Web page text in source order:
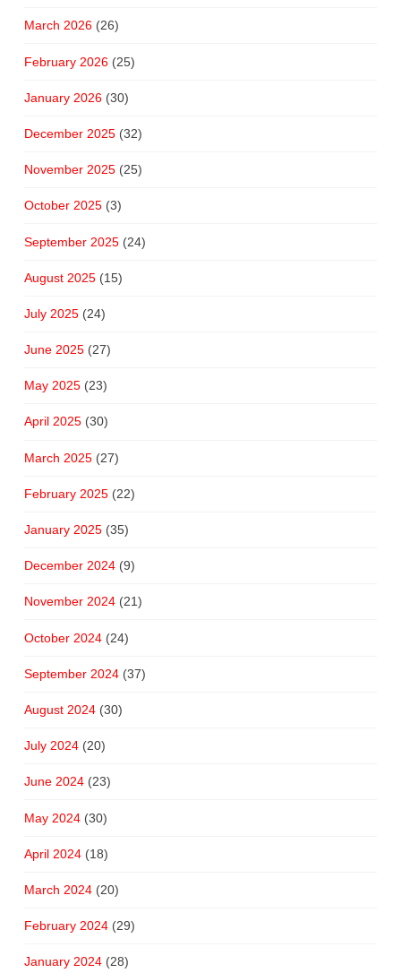
March 2026(26)
February 2026(25)
January 2026(30)
December 2025(32)
November 2025(25)
October 2025(3)
September 2025(24)
August 2025(15)
July 2025(24)
June 2025(27)
May 2025(23)
April 2025(30)
March 2025(27)
February 2025(22)
January 2025(35)
December 2024(9)
November 2024(21)
October 2024(24)
September 2024(37)
August 2024(30)
July 2024(20)
June 2024(23)
May 2024(30)
April 2024(18)
March 2024(20)
February 2024(29)
January 2024(28)